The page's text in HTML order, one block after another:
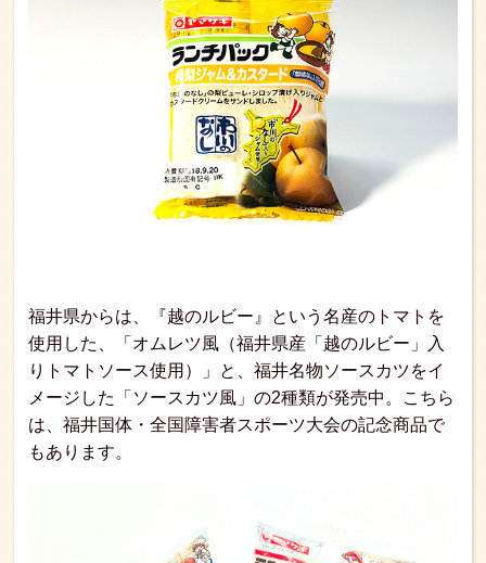
福井県からは、『越のルビー』という名産のトマトを
使用した、「オムレツ風（福井県産「越のルビー」入
りトマトソース使用）」と、福井名物ソースカツをイ
メージした「ソースカツ風」の2種類が発売中。こちら
は、福井国体・全国障害者スポーツ大会の記念商品で
もあります。